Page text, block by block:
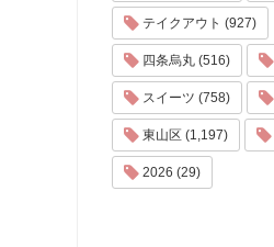
テイクアウト (927)
四条烏丸 (516)
スイーツ (758)
東山区 (1,197)
2026 (29)